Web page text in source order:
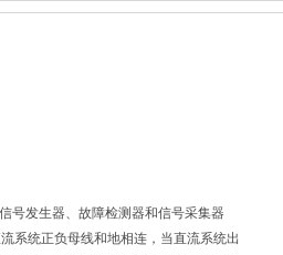
号发生器、故障检测器和信号采集器
系统正负母线和地相连，当直流系统出